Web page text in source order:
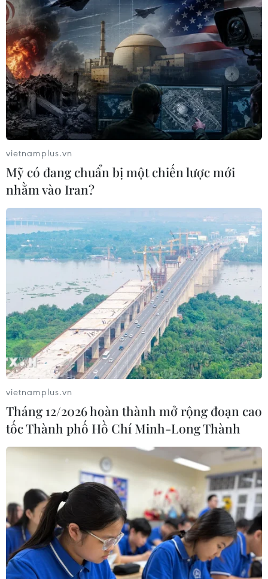
vietnamplus.vn
Mỹ có đang chuẩn bị một chiến lược mới
nhằm vào Iran?
vietnamplus.vn
Tháng 12/2026 hoàn thành mở rộng đoạn cao
tốc Thành phố Hồ Chí Minh-Long Thành